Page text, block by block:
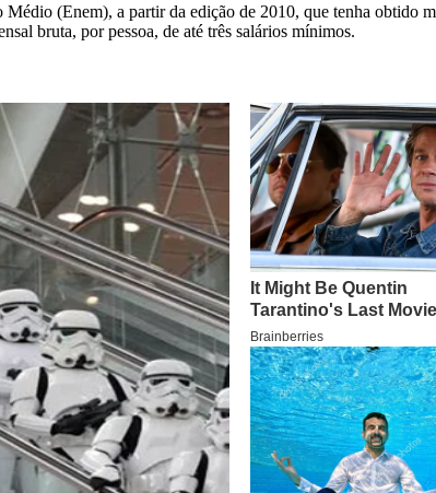
(Enem), a partir da edição de 2010, que tenha obtido
bruta, por pessoa, de até três salários mínimos.